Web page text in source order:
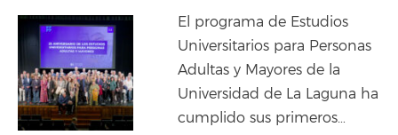
El programa de Estudios
Universitarios para Personas
Adultas y Mayores de la
Universidad de La Laguna ha
cumplido sus primeros…